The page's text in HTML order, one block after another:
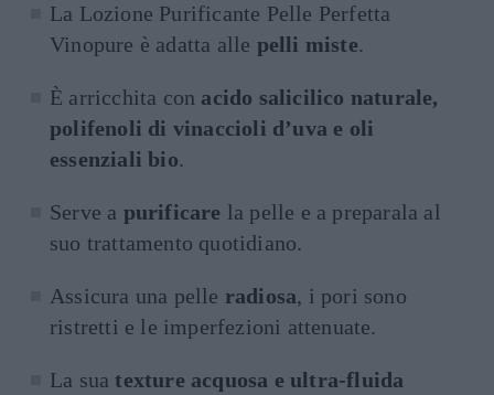
La Lozione Purificante Pelle Perfetta
Vinopure è adatta alle pelli miste.
È arricchita con acido salicilico naturale,
polifenoli di vinaccioli d’uva e oli
essenziali bio.
Serve a purificare la pelle e a preparala al
suo trattamento quotidiano.
Assicura una pelle radiosa, i pori sono
ristretti e le imperfezioni attenuate.
La suatexture acquosa e ultra-fluida